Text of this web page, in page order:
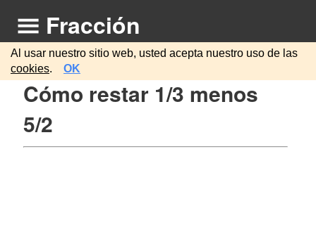
Fracción
Al usar nuestro sitio web, usted acepta nuestro uso de las
cookies. OK
Cómo restar 1/3 menos
5/2